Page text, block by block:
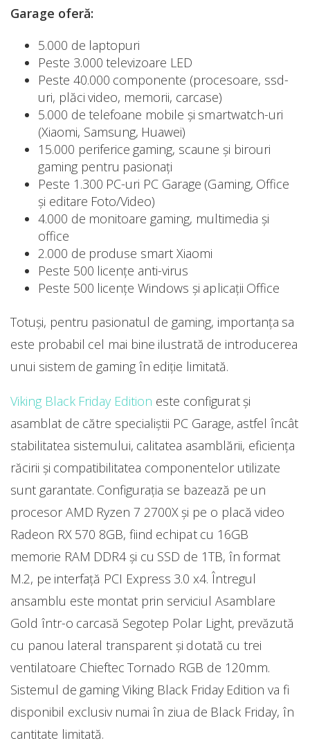
Garage oferă:
5.000 de laptopuri
Peste 3.000 televizoare LED
Peste 40.000 componente (procesoare, ssd-
uri, plăci video, memorii, carcase)
5.000 de telefoane mobile şi smartwatch-uri
(Xiaomi, Samsung, Huawei)
15.000 periferice gaming, scaune şi birouri
gaming pentru pasionaţi
Peste 1.300 PC-uri PC Garage (Gaming, Office
şi editare Foto/Video)
4.000 de monitoare gaming, multimedia şi
office
2.000 de produse smart Xiaomi
Peste 500 licențe anti-virus
Peste 500 licențe Windows și aplicații Office
Totuşi, pentru pasionatul de gaming, importanța sa
este probabil cel mai bine ilustrată de introducerea
unui sistem de gaming în ediție limitată.
Viking Black Friday Edition este configurat și
asamblat de către specialiștii PC Garage, astfel încât
stabilitatea sistemului, calitatea asamblării, eficiența
răcirii și compatibilitatea componentelor utilizate
sunt garantate. Configurația se bazează pe un
procesor AMD Ryzen 7 2700X și pe o placă video
Radeon RX 570 8GB, fiind echipat cu 16GB
memorie RAM DDR4 și cu SSD de 1TB, în format
M.2, pe interfață PCI Express 3.0 x4. Întregul
ansamblu este montat prin serviciul Asamblare
Gold într-o carcasă Segotep Polar Light, prevăzută
cu panou lateral transparent și dotată cu trei
ventilatoare Chieftec Tornado RGB de 120mm.
Sistemul de gaming Viking Black Friday Edition va fi
disponibil exclusiv numai în ziua de Black Friday, în
cantitate limitată.